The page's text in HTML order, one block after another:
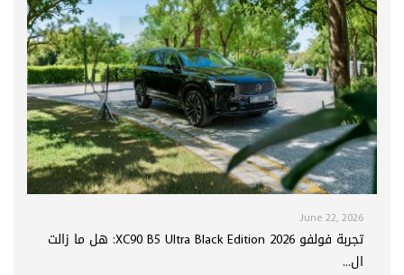
June 22, 2026
تجربة فولفو XC90 B5 Ultra Black Edition 2026: هل ما زالت
ال...